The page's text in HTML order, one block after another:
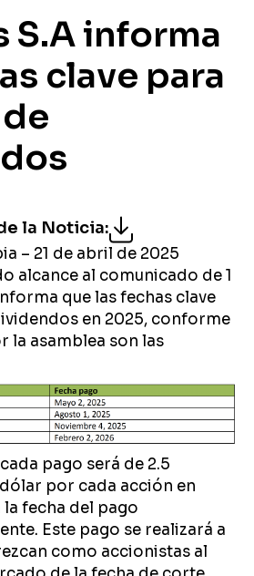
S.A informa
clave para
la Noticia:
– 21 de abril de 2025
alcance al comunicado de 1
que las fechas clave
en 2025, conforme
la asamblea son las
pago será de 2.5
por cada acción en
fecha del pago
Este pago se realizará a
como accionistas al